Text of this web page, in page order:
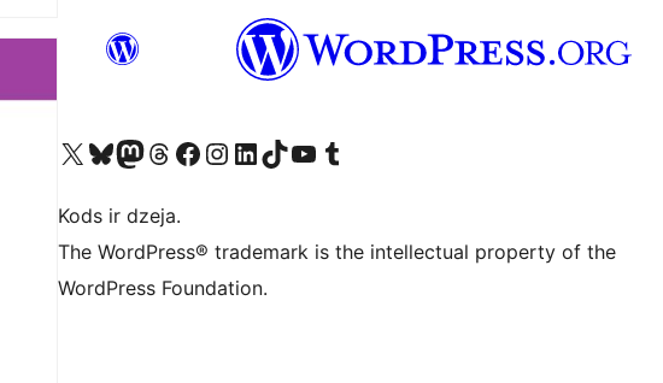
Apmeklējiet mūsu X (agrāk Twitter) kontu
Apmeklējiet mūsu Bluesky kontu
Apmeklējiet mūsu Mastodon kontu
Apmeklējiet mūsu Threads kontu
Apmeklējiet mūsu Facebook lapuApmeklējiet mūsu Instagram kontu
Apmeklējiet mūsu LinkedIn kontu
Apmeklējiet mūsu TikTok kontu
Apmeklējiet mūsu YouTube kanālu
Apmeklējiet mūsu Tumblr kontu
Kods ir dzeja.
The WordPress® trademark is the intellectual property of the
WordPress Foundation.